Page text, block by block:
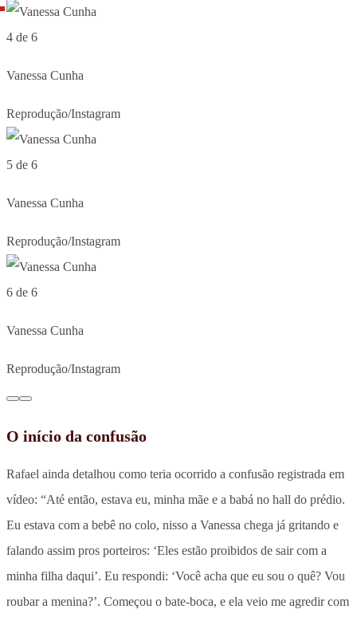
4 de 6
Vanessa Cunha
Reprodução/Instagram
5 de 6
Vanessa Cunha
Reprodução/Instagram
6 de 6
Vanessa Cunha
Reprodução/Instagram
O início da confusão
Rafael ainda detalhou como teria ocorrido a confusão registrada em
vídeo: “Até então, estava eu, minha mãe e a babá no hall do prédio.
Eu estava com a bebê no colo, nisso a Vanessa chega já gritando e
falando assim pros porteiros: ‘Eles estão proibidos de sair com a
minha filha daqui’. Eu respondi: ‘Você acha que eu sou o quê? Vou
roubar a menina?’. Começou o bate-boca, e ela veio me agredir com